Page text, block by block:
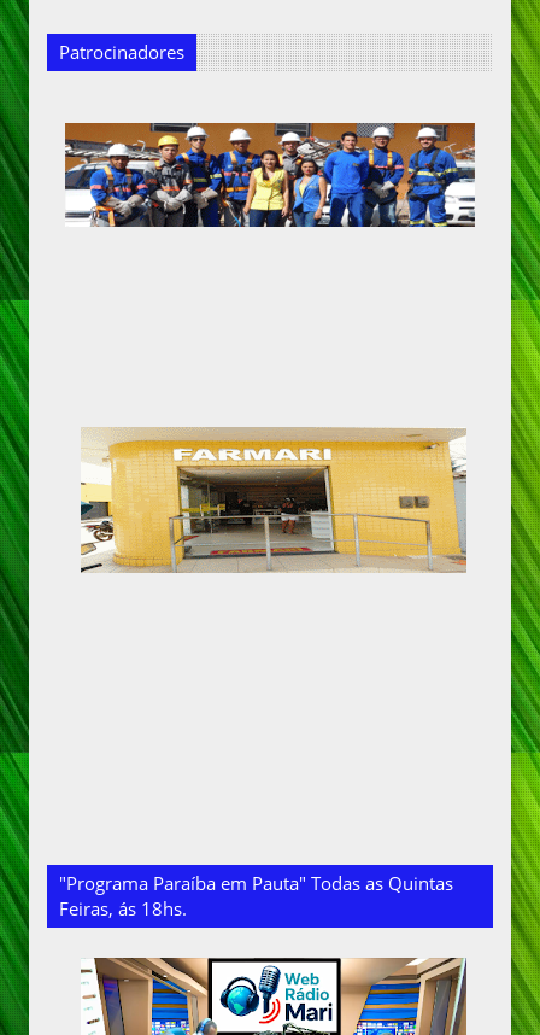
Patrocinadores
"Programa Paraíba em Pauta" Todas as Quintas
Feiras, ás 18hs.